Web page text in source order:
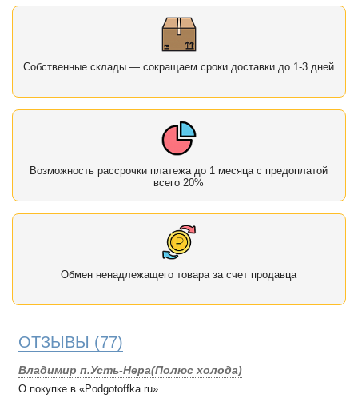
Собственные склады — сокращаем сроки доставки до 1-3 дней
Возможность рассрочки платежа до 1 месяца с предоплатой
всего 20%
Обмен ненадлежащего товара за счет продавца
ОТЗЫВЫ (77)
Владимир п.Усть-Нера(Полюс холода)
О покупке в «Podgotoffka.ru»